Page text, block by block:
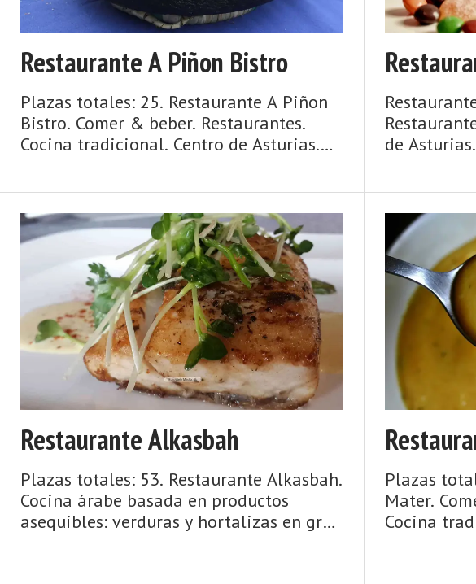
Restaurante A Piñon Bistro
Plazas totales: 25. Restaurante A Piñon
Bistro. Comer & beber. Restaurantes.
Cocina tradicional. Centro de Asturias.
dinámica y metropolitana, así es la
ciudad de Avilés y su entorno. Un concejo
y una urbe comercial, cosmopolita,
dinámica, metropolitana, de origen
medieval y de gran tradición marinera,
hablamos de Avilés. La vil ...
de
ciudad de
y una urbe
dinámica,
medieval
hablamos
municipio
Restaurante Alkasbah
Plazas totales: 53. Restaurante Alkasbah.
Cocina árabe basada en productos
asequibles: verduras y hortalizas en gran
Plazas
Mater.
Cocina